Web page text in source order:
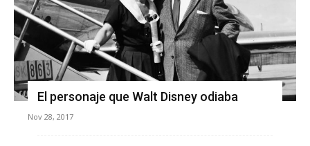
El personaje que Walt Disney odiaba
Nov 28, 2017